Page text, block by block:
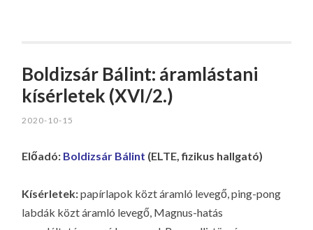
Boldizsár Bálint: áramlástani
kísérletek (XVI/2.)
2020-10-15
Előadó: Boldizsár Bálint (ELTE, fizikus hallgató)
Kísérletek:papírlapok közt áramló levegő, ping-pong
labdák közt áramló levegő, Magnus-hatás